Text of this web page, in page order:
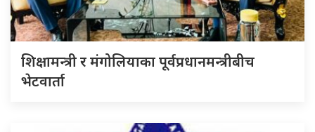
शिक्षामन्त्री र मंगोलियाका पूर्वप्रधानमन्त्रीबीच
भेटवार्ता